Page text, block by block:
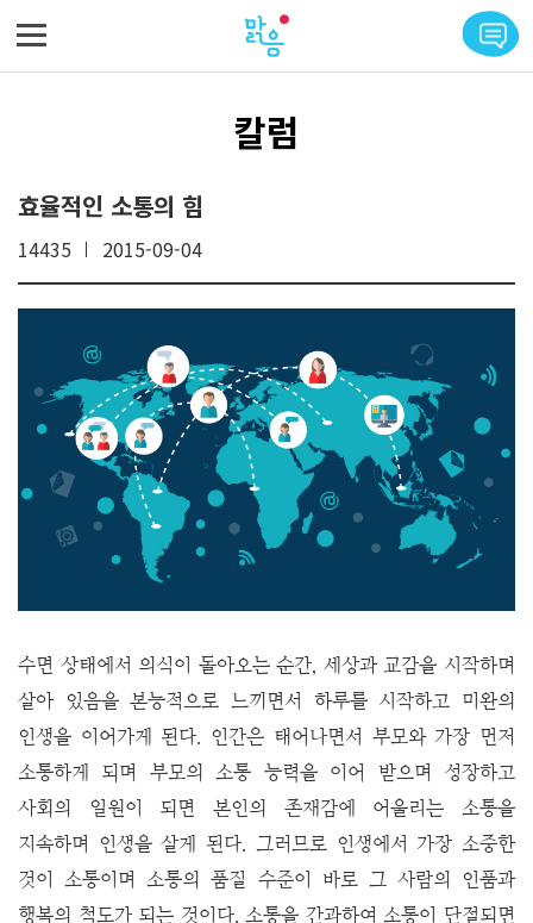
칼럼
효율적인 소통의 힘
14435 2015-09-04
수면 상태에서 의식이 돌아오는 순간, 세상과 교감을 시작하며
살아 있음을 본능적으로 느끼면서 하루를 시작하고 미완의
인생을 이어가게 된다. 인간은 태어나면서 부모와 가장 먼저
소통하게 되며 부모의 소통 능력을 이어 받으며 성장하고
사회의 일원이 되면 본인의 존재감에 어울리는 소통을
지속하며 인생을 살게 된다. 그러므로 인생에서 가장 소중한
것이 소통이며 소통의 품질 수준이 바로 그 사람의 인품과
행복의 척도가 되는 것이다. 소통을 간과하여 소통이 단절되면